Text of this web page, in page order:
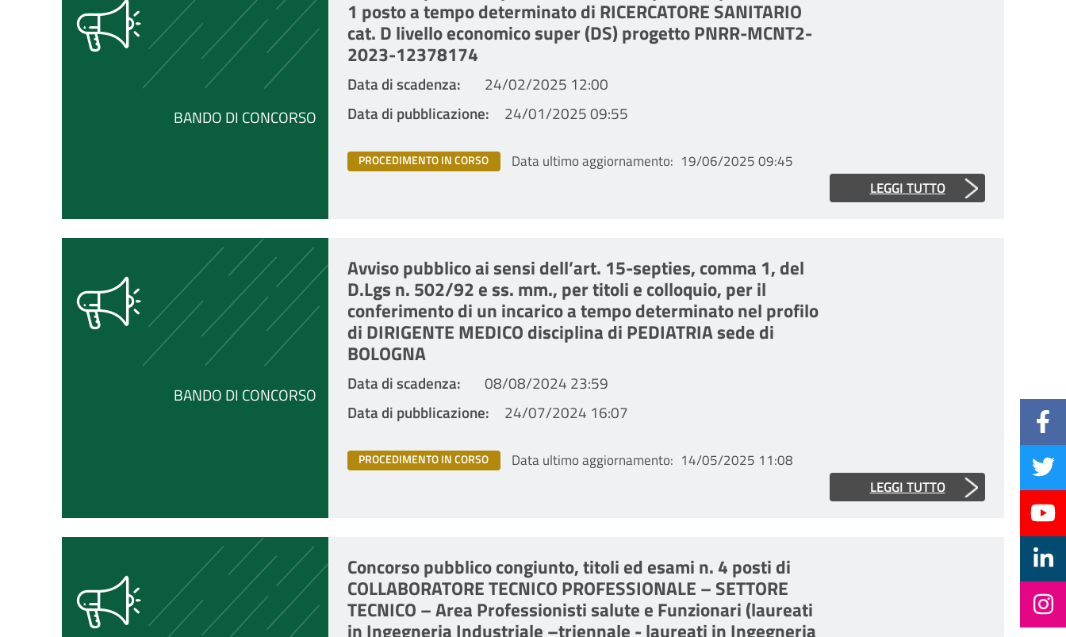
BANDO DI CONCORSO
1 posto a tempo determinato di RICERCATORE SANITARIO
cat. D livello economico super (DS) progetto PNRR-MCNT2-
2023-12378174
Data di scadenza
24/02/2025 12:00
Data di pubblicazione
24/01/2025 09:55
PROCEDIMENTO IN CORSO Data ultimo aggiornamento
19/06/2025 09:45
LEGGI TUTTO
BANDO DI CONCORSO
Avviso pubblico ai sensi dell’art. 15-septies, comma 1, del
D.Lgs n. 502/92 e ss. mm., per titoli e colloquio, per il
conferimento di un incarico a tempo determinato nel profilo
di DIRIGENTE MEDICO disciplina di PEDIATRIA sede di
BOLOGNA
Data di scadenza
08/08/2024 23:59
Data di pubblicazione
24/07/2024 16:07
PROCEDIMENTO IN CORSO Data ultimo aggiornamento
14/05/2025 11:08
LEGGI TUTTO
Concorso pubblico congiunto, titoli ed esami n. 4 posti di
COLLABORATORE TECNICO PROFESSIONALE – SETTORE
TECNICO – Area Professionisti salute e Funzionari (laureati
in Ingegneria Industriale –triennale - laureati in Ingegneria